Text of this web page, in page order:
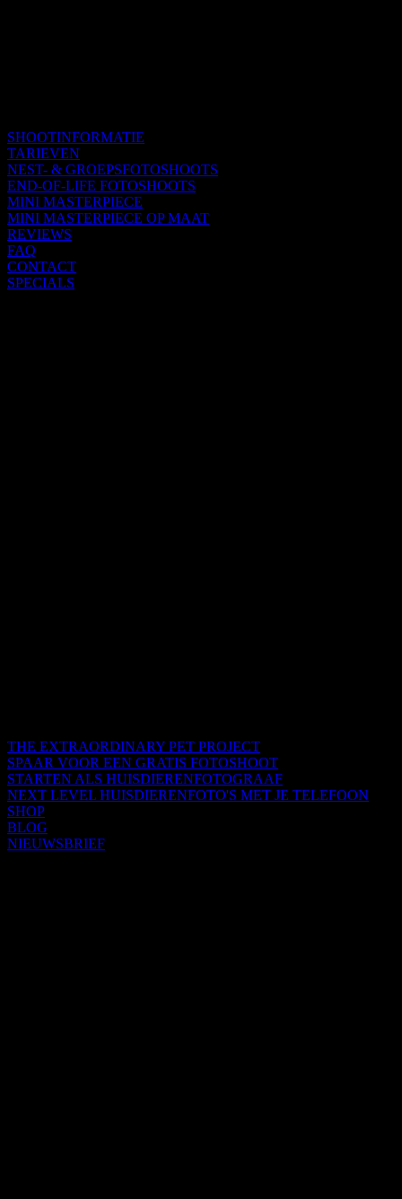
SHOOTINFORMATIE
TARIEVEN
NEST- & GROEPSFOTOSHOOTS
END-OF-LIFE FOTOSHOOTS
MINI MASTERPIECE
MINI MASTERPIECE OP MAAT
REVIEWS
FAQ
CONTACT
SPECIALS
THE EXTRAORDINARY PET PROJECT
SPAAR VOOR EEN GRATIS FOTOSHOOT
STARTEN ALS HUISDIERENFOTOGRAAF
NEXT LEVEL HUISDIERENFOTO'S MET JE TELEFOON
SHOP
BLOG
NIEUWSBRIEF